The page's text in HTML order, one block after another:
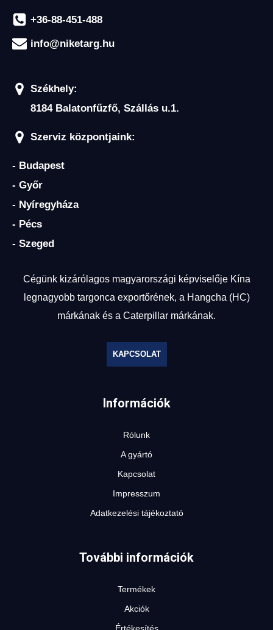
+36-88-451-488
info@niketarg.hu
Székhely:
8184 Balatonfűzfő, Szállás u.1.
Szerviz központjaink:
- Budapest
- Győr
- Nyíregyháza
- Pécs
- Szeged
Cégünk kizárólagos magyarországi képviselője Kína
legnagyobb targonca exportőrének, a Hangcha (HC)
márkának és a Caterpillar márkának.
KAPCSOLAT
Információk
Rólunk
A gyártó
Kapcsolat
Impresszum
Adatkezelési tájékoztató
További információk
Termékek
Akciók